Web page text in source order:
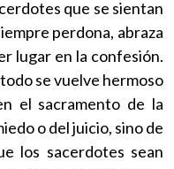
que se sientan
perdona, abraza
lugar en la confesión.
se vuelve hermoso
el sacramento de la
o del juicio, sino de
los sacerdotes sean